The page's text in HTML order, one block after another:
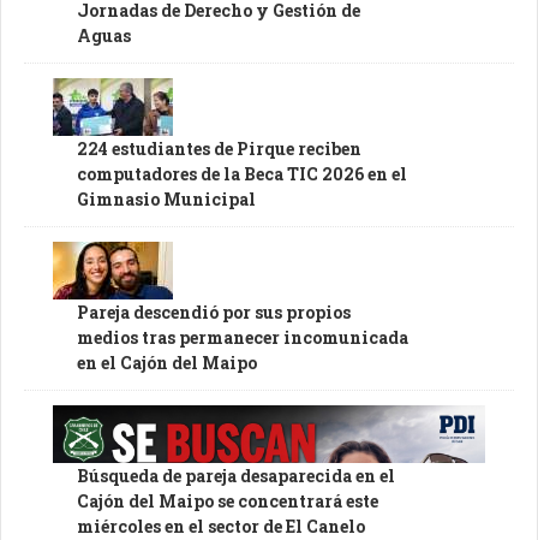
Jornadas de Derecho y Gestión de
Aguas
224 estudiantes de Pirque reciben
computadores de la Beca TIC 2026 en el
Gimnasio Municipal
Pareja descendió por sus propios
medios tras permanecer incomunicada
en el Cajón del Maipo
Búsqueda de pareja desaparecida en el
Cajón del Maipo se concentrará este
miércoles en el sector de El Canelo